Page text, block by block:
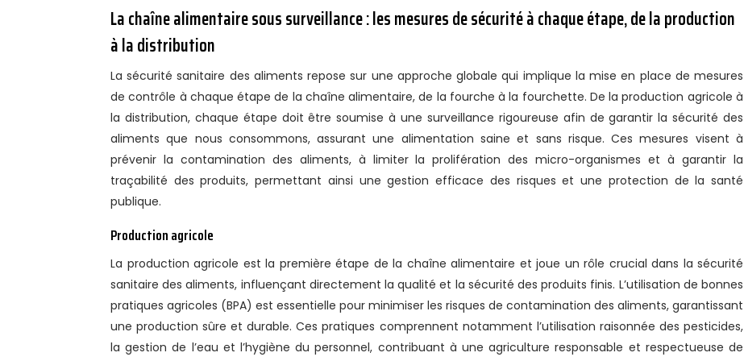
La chaîne alimentaire sous surveillance : les mesures de sécurité à chaque étape, de la production
à la distribution
La sécurité sanitaire des aliments repose sur une approche globale qui implique la mise en place de mesures
de contrôle à chaque étape de la chaîne alimentaire, de la fourche à la fourchette. De la production agricole à
la distribution, chaque étape doit être soumise à une surveillance rigoureuse afin de garantir la sécurité des
aliments que nous consommons, assurant une alimentation saine et sans risque. Ces mesures visent à
prévenir la contamination des aliments, à limiter la prolifération des micro-organismes et à garantir la
traçabilité des produits, permettant ainsi une gestion efficace des risques et une protection de la santé
publique.
Production agricole
La production agricole est la première étape de la chaîne alimentaire et joue un rôle crucial dans la sécurité
sanitaire des aliments, influençant directement la qualité et la sécurité des produits finis. L’utilisation de bonnes
pratiques agricoles (BPA) est essentielle pour minimiser les risques de contamination des aliments, garantissant
une production sûre et durable. Ces pratiques comprennent notamment l’utilisation raisonnée des pesticides,
la gestion de l’eau et l’hygiène du personnel, contribuant à une agriculture responsable et respectueuse de